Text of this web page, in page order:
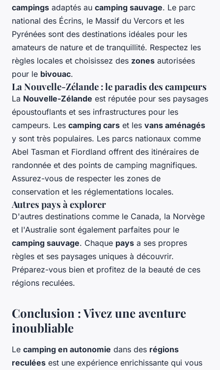
campings adaptés au camping sauvage. Le parc
national des Écrins, le Massif du Vercors et les
Pyrénées sont des destinations idéales pour les
amateurs de nature et de tranquillité. Respectez les
règles locales et choisissez des zones autorisées
pour le bivouac.
La Nouvelle-Zélande : le paradis des campeurs
La Nouvelle-Zélande est réputée pour ses paysages
époustouflants et ses infrastructures pour les
campeurs. Les camping cars et les vans aménagés
y sont très populaires. Les parcs nationaux comme
Abel Tasman et Fiordland offrent des itinéraires de
randonnée et des points de camping magnifiques.
Assurez-vous de respecter les zones de
conservation et les réglementations locales.
Autres pays à explorer
D'autres destinations comme le Canada, la Norvège
et l'Australie sont également parfaites pour le
camping sauvage. Chaque pays a ses propres
règles et ses paysages uniques à découvrir.
Préparez-vous bien et profitez de la beauté de ces
régions reculées.
Conclusion : Vivez une aventure
inoubliable
Le camping en autonomie dans des régions
reculées est une expérience enrichissante qui vous